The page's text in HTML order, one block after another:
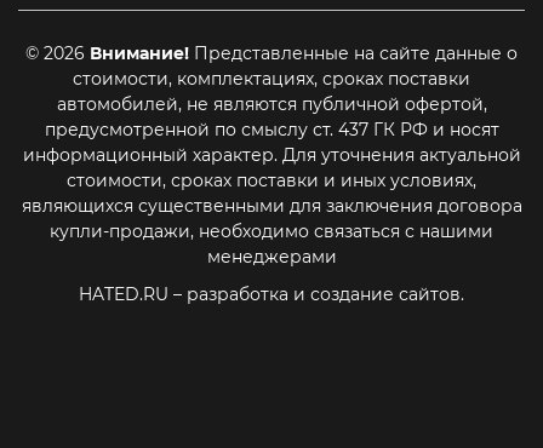
© 2026 Внимание! Представленные на сайте данные о
стоимости, комплектациях, сроках поставки
автомобилей, не являются публичной офертой,
предусмотренной по смыслу ст. 437 ГК РФ и носят
информационный характер. Для уточнения актуальной
стоимости, сроках поставки и иных условиях,
являющихся существенными для заключения договора
купли-продажи, необходимо связаться с нашими
менеджерами
HATED.RU – разработка и создание сайтов.